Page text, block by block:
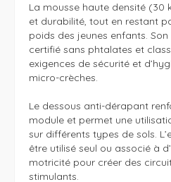
La mousse haute densité
et durabilité, tout en restant
poids des jeunes enfants. Son
certifié sans phtalates et
exigences de sécurité et
micro-crèches.
Le dessous anti-dérapant
module et permet une
sur différents types de sols.
être utilisé seul ou associé à
motricité pour créer des
stimulants.